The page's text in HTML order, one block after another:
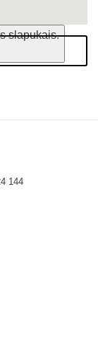
slapukais.
144